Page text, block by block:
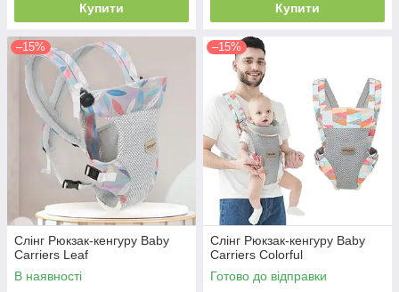
Купити Купити
–15%
Слінг Рюкзак-кенгуру Baby
Carriers Leaf
В наявності
–15%
Слінг Рюкзак-кенгуру Baby
Carriers Colorful
Готово до відправки